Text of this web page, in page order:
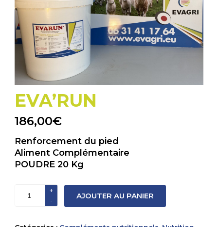
EVA’RUN
186,00€
Renforcement du pied
Aliment Complémentaire
POUDRE 20 Kg
AJOUTER AU PANIER